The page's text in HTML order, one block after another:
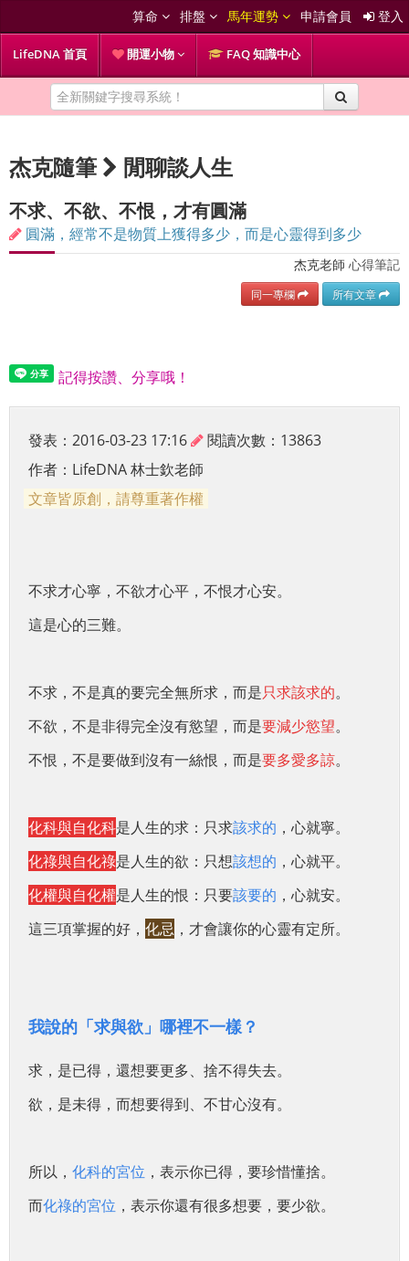
算命 排盤 馬年運勢 申請會員 登入
LifeDNA 首頁 開運小物 FAQ 知識中心
杰克隨筆 閒聊談人生
不求、不欲、不恨，才有圓滿
圓滿，經常不是物質上獲得多少，而是心靈得到多少
杰克老師 心得筆記
同一專欄 所有文章
記得按讚、分享哦！
發表：2016-03-23 17:16
閱讀次數：13863
作者： LifeDNA 林士欽老師
文章皆原創，請尊重著作權
不求才心寧，不欲才心平，不恨才心安。
這是心的三難。
不求，不是真的要完全無所求，而是只求該求的。
不欲，不是非得完全沒有慾望，而是要減少慾望。
不恨，不是要做到沒有一絲恨，而是要多愛多諒。
化科與自化科是人生的求： 只求該求的 ，心就寧。
化祿與自化祿是人生的欲： 只想該想的 ，心就平。
化權與自化權是人生的恨：只要該要的 ，心就安。
這三項掌握的好， 化忌 ，才會讓你的心靈有定所。
我說的「求與欲」哪裡不一樣？
求，是已得，還想要更多、捨不得失去。
欲，是未得，而想要得到、不甘心沒有。
所以， 化科的宮位 ，表示你已得，要珍惜懂捨。
而化祿的宮位 ，表示你還有很多想要，要少欲。